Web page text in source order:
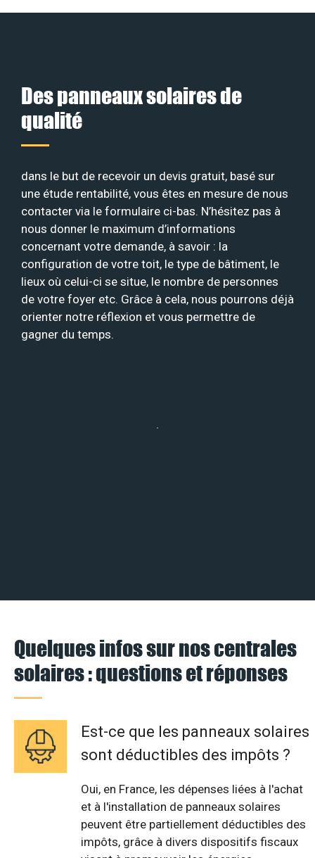
Des panneaux solaires de
qualité
dans le but de recevoir un devis gratuit, basé sur
une étude rentabilité, vous êtes en mesure de nous
contacter via le formulaire ci-bas. N’hésitez pas à
nous donner le maximum d’informations
concernant votre demande, à savoir : la
configuration de votre toit, le type de bâtiment, le
lieux où celui-ci se situe, le nombre de personnes
de votre foyer etc. Grâce à cela, nous pourrons déjà
orienter notre réflexion et vous permettre de
gagner du temps.
Quelques infos sur nos centrales
solaires : questions et réponses
Est-ce que les panneaux solaires
sont déductibles des impôts ?
Oui, en France, les dépenses liées à l'achat
et à l'installation de panneaux solaires
peuvent être partiellement déductibles des
impôts, grâce à divers dispositifs fiscaux